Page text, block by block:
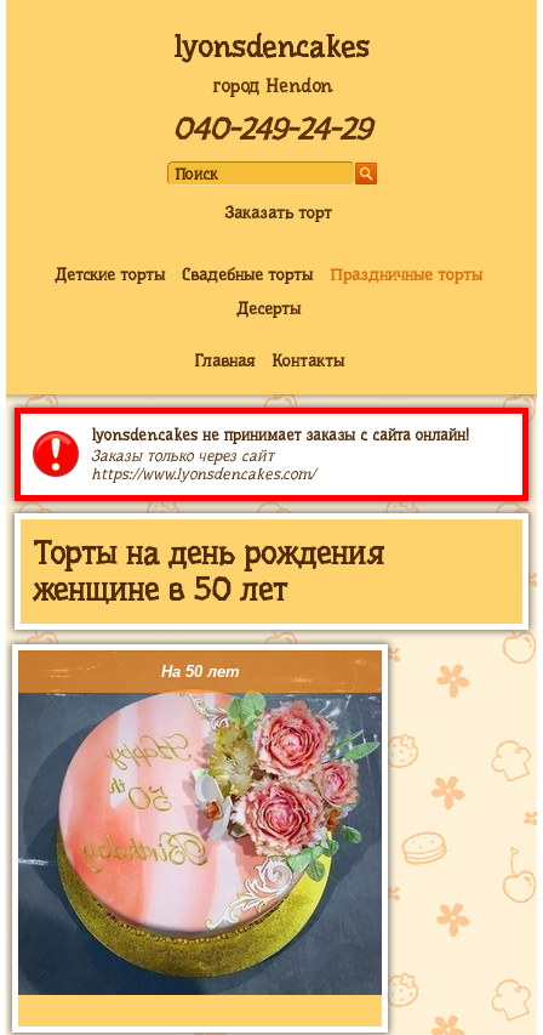
lyonsdencakes
город Hendon
040-249-24-29
Заказать торт
Детские торты Свадебные торты
Праздничные торты
Десерты
Главная Контакты
lyonsdencakes не принимает заказы с сайта онлайн!
Заказы только через сайт
https://www.lyonsdencakes.com/
Торты на день рождения
женщине в 50 лет
На 50 лет